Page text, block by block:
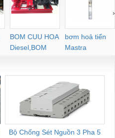
BOM CUU HOA
Diesel,BOM
CHUA CHAY
bơm hoả tiển
Mastra
›
Bộ Chống Sét Nguồn 3 Pha 5